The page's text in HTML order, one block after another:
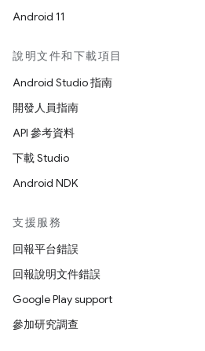
Android 11
說明文件和下載項目
Android Studio 指南
開發人員指南
API 參考資料
下載 Studio
Android NDK
支援服務
回報平台錯誤
回報說明文件錯誤
Google Play support
參加研究調查